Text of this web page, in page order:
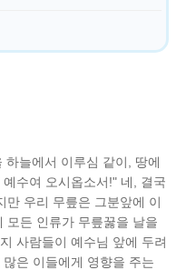
늘에서 이루심 같이, 땅에
수여 오시옵소서!" 네, 결국
만 우리 무릎은 그분앞에 이
모든 인류가 무릎꿇을 날을
사람들이 예수님 앞에 두려
은 이들에게 영향을 주는